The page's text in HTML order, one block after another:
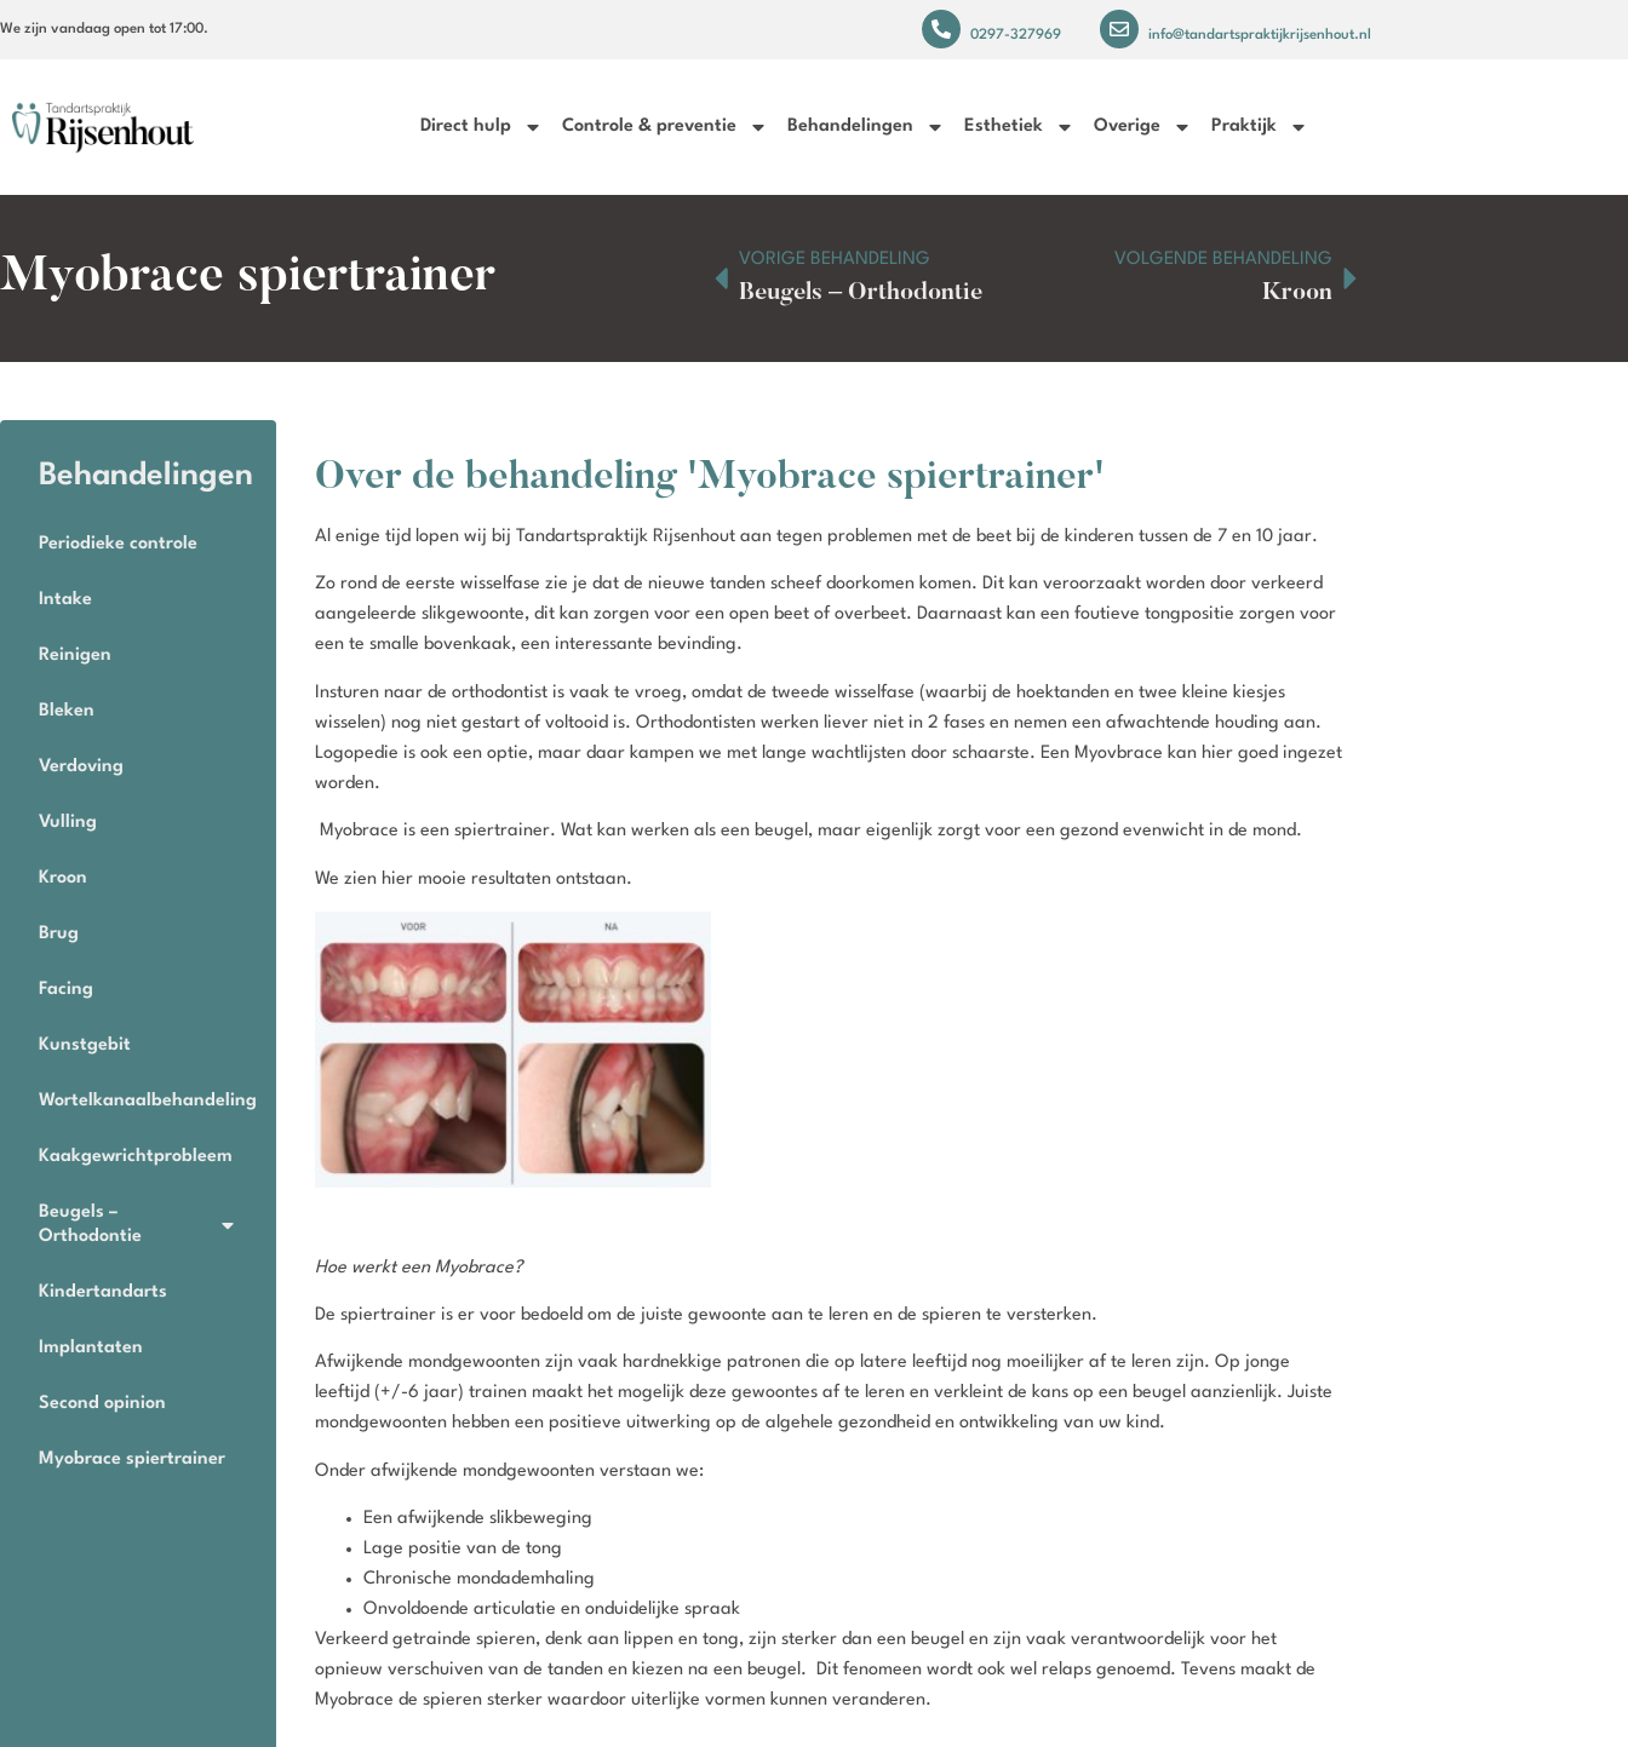
We zijn vandaag open tot 17:00. 0297-327969 info@tandartspraktijkrijsenhout.nl
Direct hulp Controle & preventie Behandelingen Esthetiek Overige Praktijk
Myobrace spiertrainer VORIGE BEHANDELING
Beugels – Orthodontie
VOLGENDE BEHANDELING
Kroon
Behandelingen
Periodieke controle
Intake
Reinigen
Bleken
Verdoving
Vulling
Kroon
Brug
Facing
Kunstgebit
Wortelkanaalbehandeling
Kaakgewrichtprobleem
Beugels –
Orthodontie
Kindertandarts
Implantaten
Second opinion
Myobrace spiertrainer
Over de behandeling 'Myobrace spiertrainer'
Al enige tijd lopen wij bij Tandartspraktijk Rijsenhout aan tegen problemen met de beet bij de kinderen tussen de 7 en 10 jaar.
Zo rond de eerste wisselfase zie je dat de nieuwe tanden scheef doorkomen komen. Dit kan veroorzaakt worden door verkeerd
aangeleerde slikgewoonte, dit kan zorgen voor een open beet of overbeet. Daarnaast kan een foutieve tongpositie zorgen voor
een te smalle bovenkaak, een interessante bevinding.
Insturen naar de orthodontist is vaak te vroeg, omdat de tweede wisselfase (waarbij de hoektanden en twee kleine kiesjes
wisselen) nog niet gestart of voltooid is. Orthodontisten werken liever niet in 2 fases en nemen een afwachtende houding aan.
Logopedie is ook een optie, maar daar kampen we met lange wachtlijsten door schaarste. Een Myovbrace kan hier goed ingezet
worden.
Myobrace is een spiertrainer. Wat kan werken als een beugel, maar eigenlijk zorgt voor een gezond evenwicht in de mond.
We zien hier mooie resultaten ontstaan.
Hoe werkt een Myobrace?
De spiertrainer is er voor bedoeld om de juiste gewoonte aan te leren en de spieren te versterken.
Afwijkende mondgewoonten zijn vaak hardnekkige patronen die op latere leeftijd nog moeilijker af te leren zijn. Op jonge
leeftijd (+/-6 jaar) trainen maakt het mogelijk deze gewoontes af te leren en verkleint de kans op een beugel aanzienlijk. Juiste
mondgewoonten hebben een positieve uitwerking op de algehele gezondheid en ontwikkeling van uw kind.
Onder afwijkende mondgewoonten verstaan we:
Een afwijkende slikbeweging
Lage positie van de tong
Chronische mondademhaling
Onvoldoende articulatie en onduidelijke spraak
Verkeerd getrainde spieren, denk aan lippen en tong, zijn sterker dan een beugel en zijn vaak verantwoordelijk voor het
opnieuw verschuiven van de tanden en kiezen na een beugel. Dit fenomeen wordt ook wel relaps genoemd. Tevens maakt de
Myobrace de spieren sterker waardoor uiterlijke vormen kunnen veranderen.